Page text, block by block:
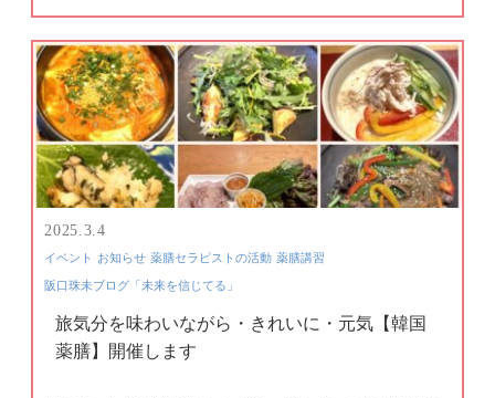
2025.3.4
イベント お知らせ 薬膳セラピストの活動 薬膳講習
阪口珠未ブログ「未来を信じてる」
旅気分を味わいながら・きれいに・元気【韓国
薬膳】開催します